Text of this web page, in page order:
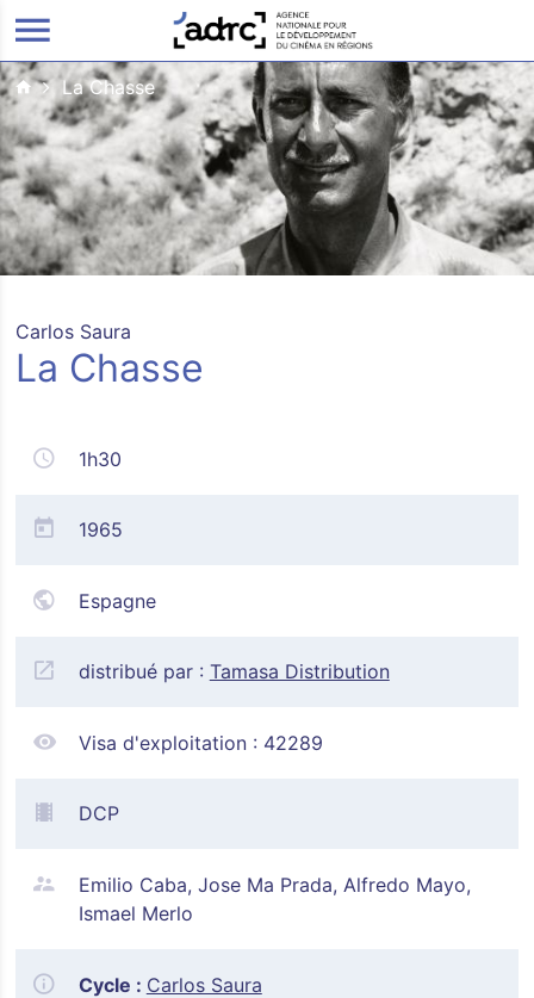
ALLER AU CONTENU PRINCIPAL
La Chasse
Carlos Saura
La Chasse
1h30
1965
Espagne
distribué par : Tamasa Distribution
Visa d'exploitation : 42289
DCP
Emilio Caba, Jose Ma Prada, Alfredo Mayo,
Ismael Merlo
Cycle : Carlos Saura